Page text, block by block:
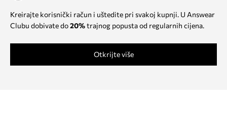
Kreirajte korisnički račun i uštedite pri svakoj kupnji. U Answear
Clubu dobivate do20%trajnog popusta od regularnih cijena.
Otkrijte više